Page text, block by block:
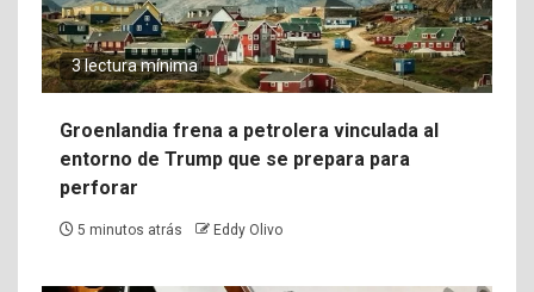
3 lectura mínima
Groenlandia frena a petrolera vinculada al
entorno de Trump que se prepara para
perforar
5 minutos atrás Eddy Olivo